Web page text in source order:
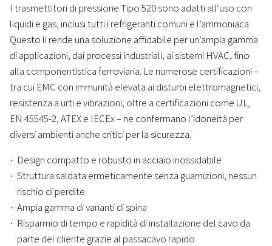
I trasmettitori di pressione Tipo 520 sono adatti all’uso con
liquidi e gas, inclusi tutti i refrigeranti comuni e l’ammoniaca.
Questo li rende una soluzione affidabile per un’ampia gamma
di applicazioni, dai processi industriali, ai sistemi HVAC, fino
alla componentistica ferroviaria. Le numerose certificazioni –
tra cui EMC con immunità elevata ai disturbi elettromagnetici,
resistenza a urti e vibrazioni, oltre a certificazioni come UL,
EN 45545-2, ATEX e IECEx – ne confermano l’idoneità per
diversi ambienti anche critici per la sicurezza.
Design compatto e robusto in acciaio inossidabile
Struttura saldata ermeticamente senza guarnizioni, nessun
rischio di perdite
Ampia gamma di varianti di spina
Risparmio di tempo e rapidità di installazione del cavo da
parte del cliente grazie al passacavo rapido